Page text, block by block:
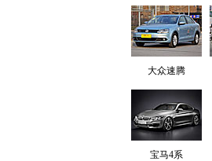
大众速腾
宝马4系